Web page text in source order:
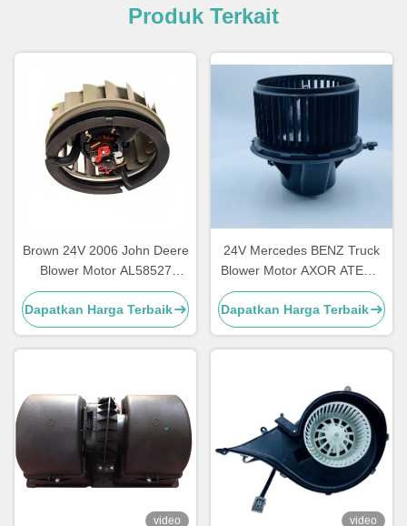
Produk Terkait
Brown 24V 2006 John Deere
Blower Motor AL58527
62412082 Garansi Satu
Tahun
Dapatkan Harga Terbaik
24V Mercedes BENZ Truck
Blower Motor AXOR ATEGO
OEM A0038300108
Dapatkan Harga Terbaik
video video